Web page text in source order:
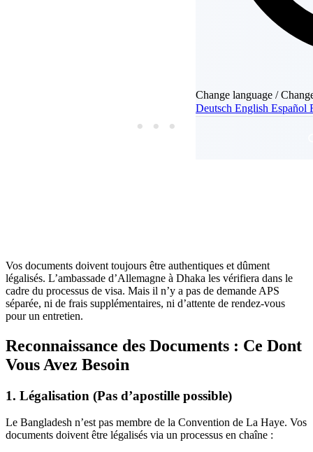
Change language /
DeutschEnglishEspañol
Vos documents doivent toujours être authentiques et dûment
légalisés. L’ambassade d’Allemagne à Dhaka les vérifiera dans le
cadre du processus de visa. Mais il n’y a pas de demande APS
séparée, ni de frais supplémentaires, ni d’attente de rendez-vous
pour un entretien.
Reconnaissance des Documents : Ce Dont
Vous Avez Besoin
1. Légalisation (Pas d’apostille possible)
Le Bangladesh n’est pas membre de la Convention de La Haye. Vos
documents doivent être légalisés via un processus en chaîne :